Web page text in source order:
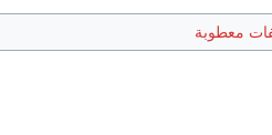
معطوبة